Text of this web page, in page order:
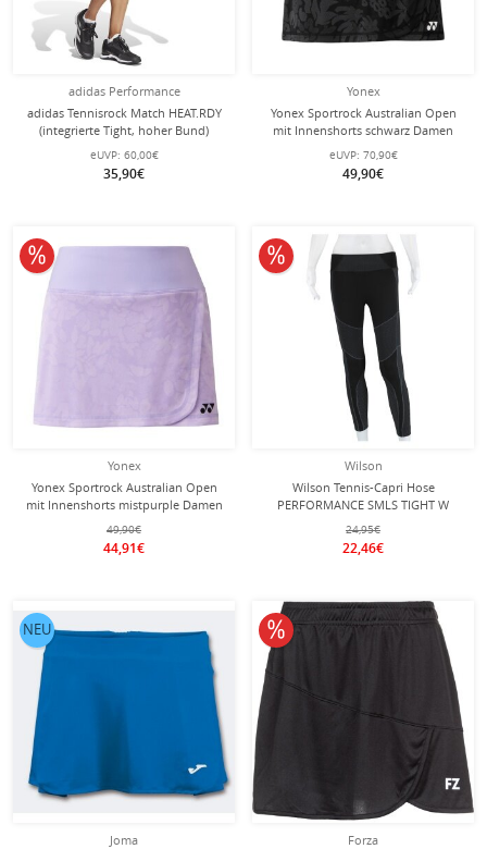
adidas Performance
adidas Tennisrock Match HEAT.RDY
(integrierte Tight, hoher Bund)
sparkgrün Damen
eUVP: 60,00€
35,90€
Yonex
Yonex Sportrock Australian Open
mit Innenshorts schwarz Damen
eUVP: 70,90€
49,90€
Yonex
Yonex Sportrock Australian Open
mit Innenshorts mistpurple Damen
49,90€
44,91€
10% reduziert
Wilson
Wilson Tennis-Capri Hose
PERFORMANCE SMLS TIGHT W
24,95€
22,46€
10% reduziert
Joma
NEU
Forza
10% reduziert